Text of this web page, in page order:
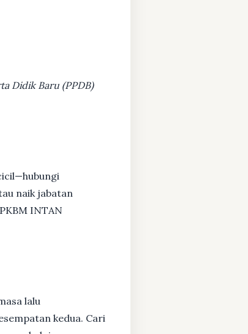
Didik Baru (PPDB)
naik jabatan
INTAN
lalu
kedua. Cari